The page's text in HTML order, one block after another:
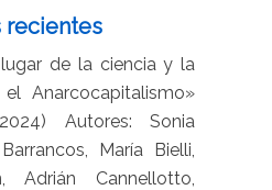
recientes
lugar de la ciencia y la
Anarcocapitalismo»
Autores: Sonia
María Bielli,
Adrián Cannellotto,